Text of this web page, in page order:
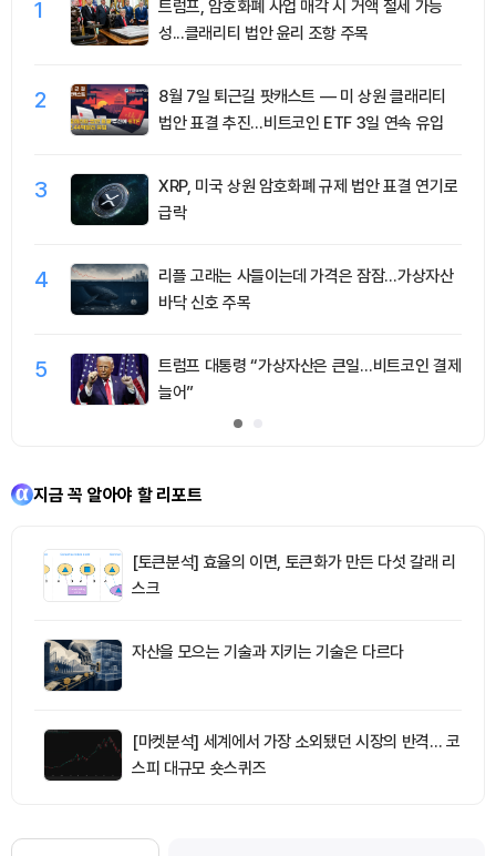
1
트럼프, 암호화폐 사업 매각 시 거액 절세 가능
성...클래리티 법안 윤리 조항 주목
2
8월 7일 퇴근길 팟캐스트 — 미 상원 클래리티
법안 표결 추진…비트코인 ETF 3일 연속 유입
3
XRP, 미국 상원 암호화폐 규제 법안 표결 연기로
급락
4
리플 고래는 사들이는데 가격은 잠잠…가상자산
바닥 신호 주목
5
트럼프 대통령 “가상자산은 큰일…비트코인 결제
늘어”
지금 꼭 알아야 할 리포트
[토큰분석] 효율의 이면, 토큰화가 만든 다섯 갈래 리
스크
자산을 모으는 기술과 지키는 기술은 다르다
[마켓분석] 세계에서 가장 소외됐던 시장의 반격… 코
스피 대규모 숏스퀴즈